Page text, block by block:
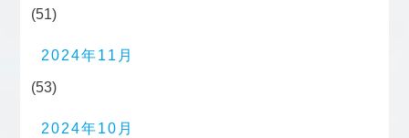
(51)
2024年11月
(53)
2024年10月